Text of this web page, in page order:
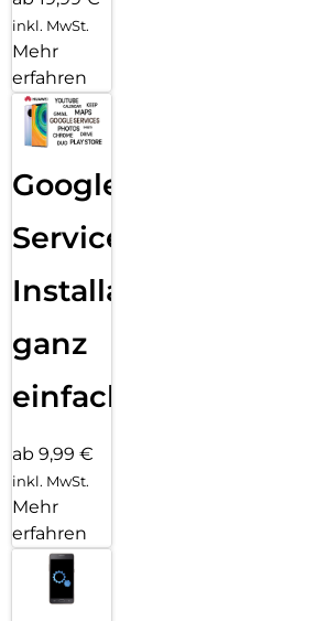
inkl. MwSt.
Mehr
erfahren
Google
Services
Installation
ganz
einfach
ab 9,99 €
inkl. MwSt.
Mehr
erfahren